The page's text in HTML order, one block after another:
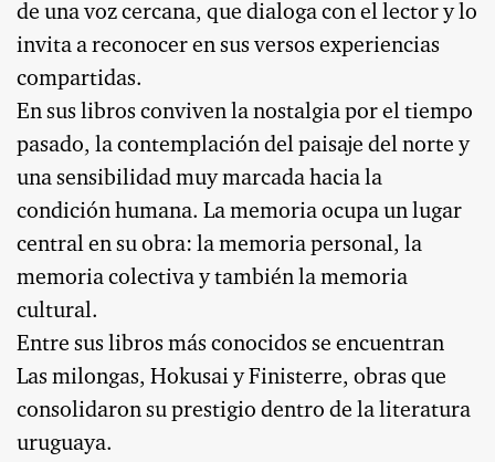
de una voz cercana, que dialoga con el lector y lo
invita a reconocer en sus versos experiencias
compartidas.
En sus libros conviven la nostalgia por el tiempo
pasado, la contemplación del paisaje del norte y
una sensibilidad muy marcada hacia la
condición humana. La memoria ocupa un lugar
central en su obra: la memoria personal, la
memoria colectiva y también la memoria
cultural.
Entre sus libros más conocidos se encuentran
Las milongas, Hokusai y Finisterre, obras que
consolidaron su prestigio dentro de la literatura
uruguaya.